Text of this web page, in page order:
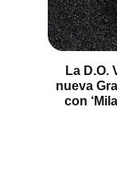
La D.O.
nueva
con